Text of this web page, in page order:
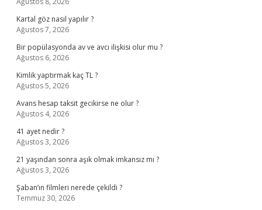
Kartal göz nasıl yapılır ?
Ağustos 7, 2026
Bir popülasyonda av ve avcı ilişkisi olur mu ?
Ağustos 6, 2026
Kimlik yaptırmak kaç TL ?
Ağustos 5, 2026
Avans hesap taksit gecikirse ne olur ?
Ağustos 4, 2026
41 ayet nedir ?
Ağustos 3, 2026
21 yaşından sonra aşık olmak imkansız mı ?
Ağustos 3, 2026
Şaban’ın filmleri nerede çekildi ?
Temmuz 30, 2026